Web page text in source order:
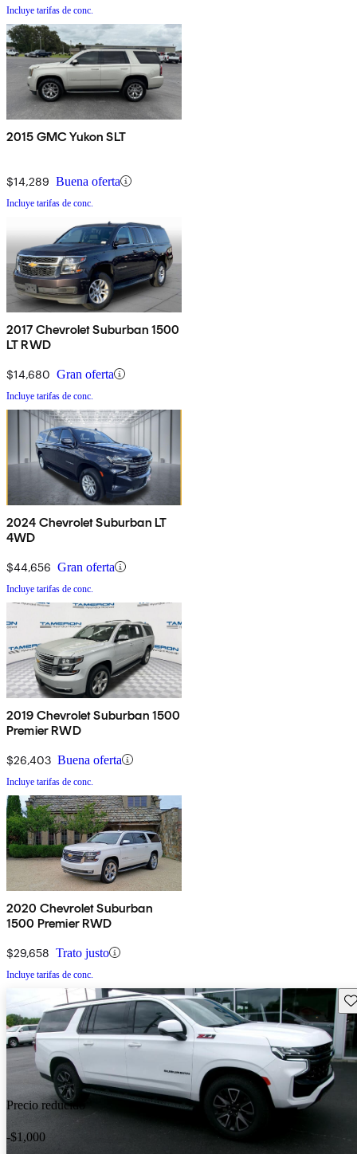
Incluye tarifas de conc.
2015 GMC Yukon SLT
$14,289 Buena oferta
Incluye tarifas de conc.
2017 Chevrolet Suburban 1500
LT RWD
$14,680 Gran oferta
Incluye tarifas de conc.
2024 Chevrolet Suburban LT
4WD
$44,656 Gran oferta
Incluye tarifas de conc.
2019 Chevrolet Suburban 1500
Premier RWD
$26,403 Buena oferta
Incluye tarifas de conc.
2020 Chevrolet Suburban
1500 Premier RWD
$29,658 Trato justo
Incluye tarifas de conc.
Precio reducido
-$1,000